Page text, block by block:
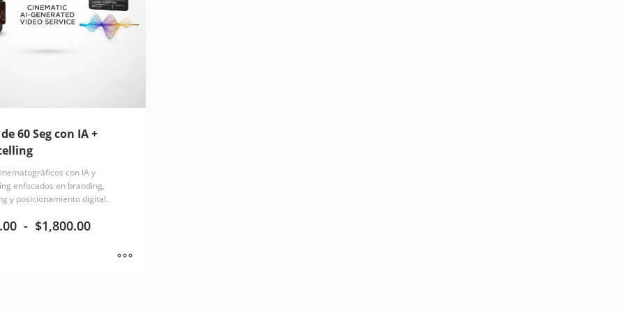
60 Seg con IA +
con IA y
enfocados en branding,
y posicionamiento digital.
- $1,800.00
precios:
desde